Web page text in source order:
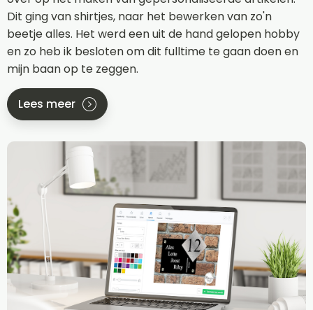
Dit ging van shirtjes, naar het bewerken van zo'n
beetje alles. Het werd een uit de hand gelopen hobby
en zo heb ik besloten om dit fulltime te gaan doen en
mijn baan op te zeggen.
Lees meer